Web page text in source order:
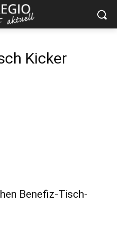
Kicker
Benefiz-Tisch-